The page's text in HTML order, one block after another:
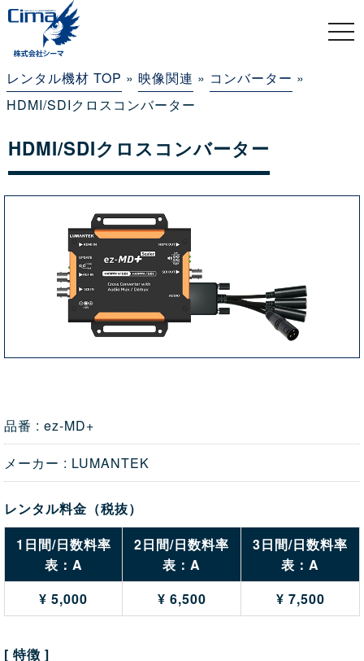
レンタル機材 TOP » 映像関連 » コンバーター »
HDMI/SDIクロスコンバーター
HDMI/SDIクロスコンバーター
品番 : ez-MD+
メーカー : LUMANTEK
レンタル料金（税抜）
1日間/日数料率
表：A
2日間/日数料率
表：A
3日間/日数料率
表：A
¥ 5,000
¥ 6,500 ¥ 7,500
[ 特徴 ]